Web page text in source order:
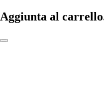
Aggiunta al